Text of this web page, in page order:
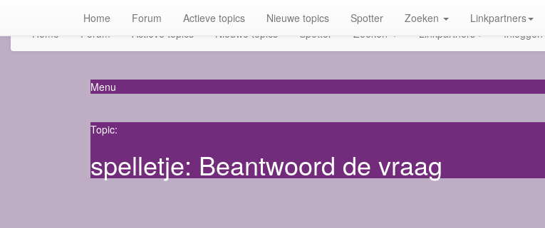
Home Forum Actieve topics Nieuwe topics Spotter Zoeken Linkpartners Inloggen
Home Forum Actieve topics Nieuwe topics Spotter Zoeken Linkpartners
Menu
Topic:
spelletje: Beantwoord de vraag